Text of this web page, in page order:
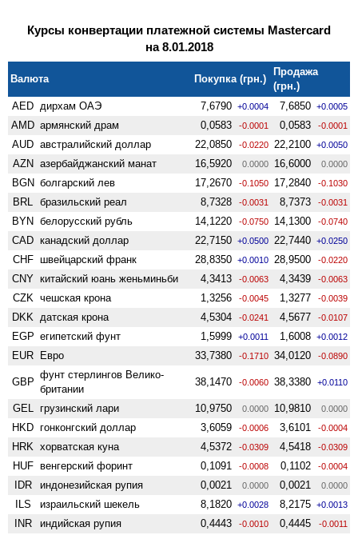
Курсы конвертации платежной системы Mastercard
на 8.01.2018
Валюта Покупка (грн.)
Продажа
(грн.)
AED дирхам ОАЭ 7,6790 +0.0004 7,6850 +0.0005
AMD армянский драм 0,0583 -0.0001 0,0583 -0.0001
AUD австралийский доллар 22,0850 -0.0220 22,2100 +0.0050
AZN азербайджанский манат 16,5920 0.0000 16,6000 0.0000
BGN болгарский лев 17,2670 -0.1050 17,2840 -0.1030
BRL бразильский реал 8,7328 -0.0031 8,7373 -0.0031
BYN белорусский рубль 14,1220 -0.0750 14,1300 -0.0740
CAD канадский доллар 22,7150 +0.0500 22,7440 +0.0250
CHF швейцарский франк 28,8350 +0.0010 28,9500 -0.0220
CNY китайский юань женьминьби 4,3413 -0.0063 4,3439 -0.0063
CZK чешская крона 1,3256 -0.0045 1,3277 -0.0039
DKK датская крона 4,5304 -0.0241 4,5677 -0.0107
EGP египетский фунт 1,5999 +0.0011 1,6008 +0.0012
EUR Евро 33,7380 -0.1710 34,0120 -0.0890
GBP
фунт стерлингов Велико­
британии
38,1470 -0.0060 38,3380 +0.0110
GEL грузинский лари 10,9750 0.0000 10,9810 0.0000
HKD гонконгский доллар 3,6059 -0.0006 3,6101 -0.0004
HRK хорватская куна 4,5372 -0.0309 4,5418 -0.0309
HUF венгерский форинт 0,1091 -0.0008 0,1102 -0.0004
IDR индонезийская рупия 0,0021 0.0000 0,0021 0.0000
ILS израильский шекель 8,1820 +0.0028 8,2175 +0.0013
INR индийская рупия 0,4443 -0.0010 0,4445 -0.0011